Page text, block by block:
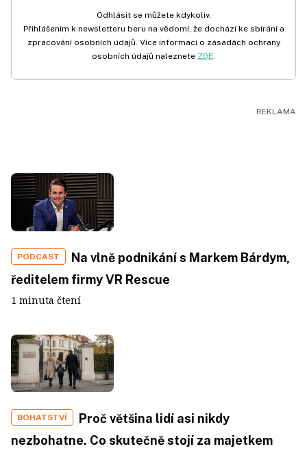
Odhlásit se můžete kdykoliv.
Přihlášením k newsletteru beru na vědomí, že dochází ke sbírání a
zpracování osobních údajů. Více informací o zásadách ochrany
osobních údajů naleznete ZDE.
PODCAST
Na vlně podnikání s Markem Bárdym,
ředitelem firmy VR Rescue
1 minuta čtení
BOHATSTVÍ
Proč většina lidí asi nikdy
nezbohatne. Co skutečně stojí za majetkem